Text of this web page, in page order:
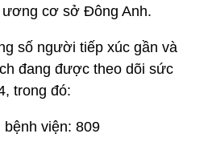
ương cơ sở Đông Anh.
số người tiếp xúc gần và
đang được theo dõi sức
trong đó:
bệnh viện: 809